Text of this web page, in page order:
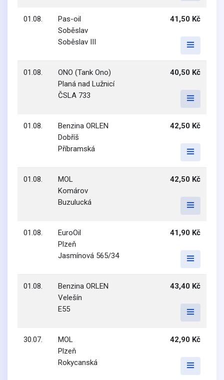
01.08.
Pas-oil
Soběslav
Soběslav III
41,50 Kč
01.08.
ONO (Tank Ono)
Planá nad Lužnicí
ČSLA 733
40,50 Kč
01.08.
Benzina ORLEN
Dobříš
Příbramská
42,50 Kč
01.08.
MOL
Komárov
Buzulucká
42,50 Kč
01.08.
EuroOil
Plzeň
Jasmínová 565/34
41,90 Kč
01.08.
Benzina ORLEN
Velešín
E55
43,40 Kč
30.07.
MOL
Plzeň
Rokycanská
42,90 Kč